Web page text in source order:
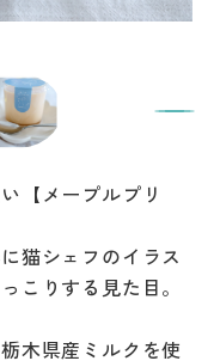
【メープルプリ
猫シェフのイラス
こりする見た目。
木県産ミルクを使